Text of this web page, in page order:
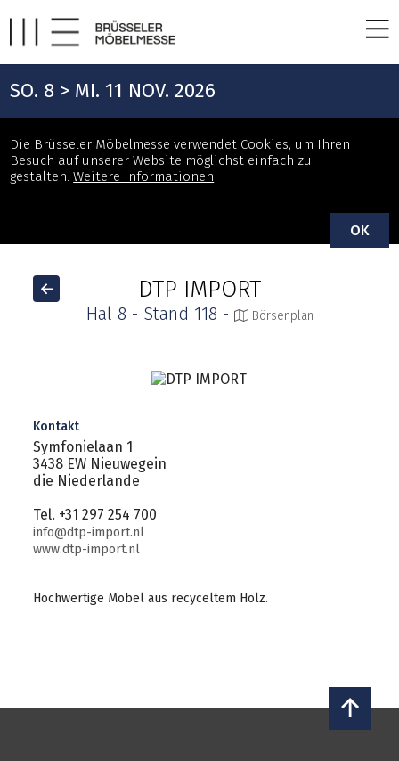
SO. 8 > MI. 11 NOV. 2026
Die Brüsseler Möbelmesse verwendet Cookies, um Ihren
Besuch auf unserer Website möglichst einfach zu
gestalten.Weitere Informationen
OK
DTP IMPORT
Hal 8 - Stand 118 - Börsenplan
Kontakt
Symfonielaan 1
3438 EW Nieuwegein
die Niederlande
Tel. +31 297 254 700
info@dtp-import.nl
www.dtp-import.nl
Hochwertige Möbel aus recyceltem Holz.